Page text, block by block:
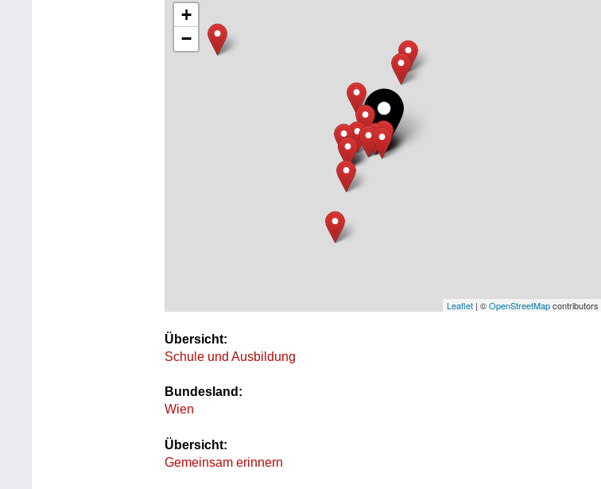
+
−
Leaflet| ©OpenStreetMapcontributors
Übersicht:
Schule und Ausbildung
Bundesland:
Wien
Übersicht:
Gemeinsam erinnern